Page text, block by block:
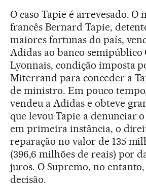
O caso Tapie é arrevesado.
francês Bernard Tapie,
maiores fortunas do país,
Adidas ao banco semipúblico
Lyonnais, condição imposta
Miterrand para conceder a
de ministro. Em pouco
vendeu a Adidas e obteve
que levou Tapie a denunciar
em primeira instância, o
reparação no valor de 135
(396,6 milhões de reais) por
juros. O Supremo, no
decisão.